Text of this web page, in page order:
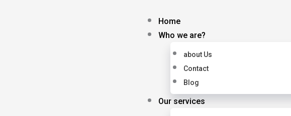
Home
Who we are?
about Us
Contact
Blog
Our services